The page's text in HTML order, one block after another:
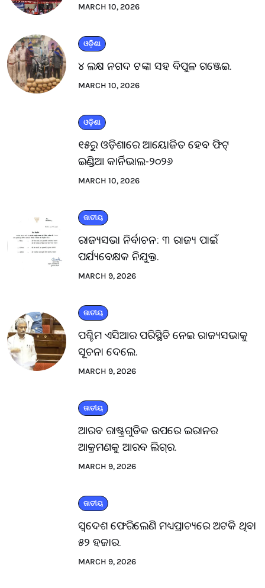
MARCH 10, 2026
ଓଡ଼ିଶା
୪ ଲକ୍ଷ ନଗଦ ଟଙ୍କା ସହ ବିପୁଳ ଗଞ୍ଜେଇ.
MARCH 10, 2026
ଓଡ଼ିଶା
୧୫ରୁ ଓଡ଼ିଶାରେ ଆୟୋଜିତ ହେବ ଫିଟ୍
ଇଣ୍ଡିଆ କାର୍ନିଭାଲ-୨୦୨୬
MARCH 10, 2026
ଜାତୀୟ
ରାଜ୍ୟସଭା ନିର୍ବାଚନ: ୩ ରାଜ୍ୟ ପାଇଁ
ପର୍ଯ୍ୟବେକ୍ଷକ ନିଯୁକ୍ତ.
MARCH 9, 2026
ଜାତୀୟ
ପଶ୍ଚିମ ଏସିଆର ପରିସ୍ଥିତି ନେଇ ରାଜ୍ୟସଭାକୁ
ସୂଚନା ଦେଲେ.
MARCH 9, 2026
ଜାତୀୟ
ଆରବ ରାଷ୍ଟ୍ରଗୁଡିକ ଉପରେ ଇରାନର
ଆକ୍ରମଣକୁ ଆରବ ଲିଗ୍‌ର.
MARCH 9, 2026
ଜାତୀୟ
ସ୍ବଦେଶ ଫେରିଲେଣି ମଧ୍ୟପ୍ରାଚ୍ୟରେ ଅଟକି ଥିବା
୫୨ ହଜାର.
MARCH 9, 2026